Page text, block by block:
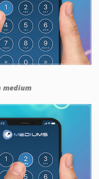
medium